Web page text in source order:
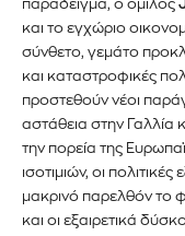
παράδειγμα, ο όμιλος
και το εγχώριο
σύνθετο, γεμάτο
και καταστροφικές
προστεθούν νέοι
αστάθεια στην Γαλλία
την πορεία της
ισοτιμιών, οι
μακρινό παρελθόν το
και οι εξαιρετικά